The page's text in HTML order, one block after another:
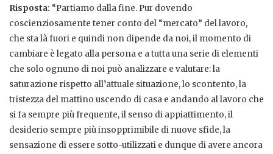
Risposta: “Partiamo dalla fine. Pur dovendo
coscienziosamente tener conto del “mercato” del lavoro,
che sta là fuori e quindi non dipende da noi, il momento di
cambiare è legato alla persona e a tutta una serie di elementi
che solo ognuno di noi può analizzare e valutare: la
saturazione rispetto all’attuale situazione, lo scontento, la
tristezza del mattino uscendo di casa e andando al lavoro che
si fa sempre più frequente, il senso di appiattimento, il
desiderio sempre più insopprimibile di nuove sfide, la
sensazione di essere sotto-utilizzati e dunque di avere ancora